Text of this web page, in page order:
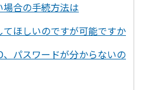
合の手続方法は
ほしいのですが可能ですか
パスワードが分からないの